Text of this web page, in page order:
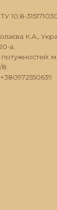
10.8-
К.А.,
а.
8